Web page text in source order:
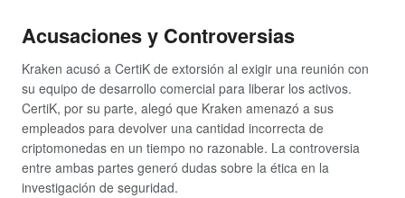
Acusaciones y Controversias
Kraken acusó a CertiK de extorsión al exigir una reunión con
su equipo de desarrollo comercial para liberar los activos.
CertiK, por su parte, alegó que Kraken amenazó a sus
empleados para devolver una cantidad incorrecta de
criptomonedas en un tiempo no razonable. La controversia
entre ambas partes generó dudas sobre la ética en la
investigación de seguridad.